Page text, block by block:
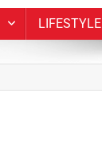
LIFESTYLE